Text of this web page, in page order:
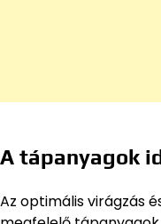
A tápanyagok
Az optimális virágzás